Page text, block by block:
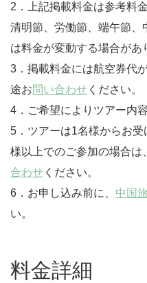
2．上記掲載料金は参考料
清明節、労働節、端午節
は料金が変動する場合があ
3．掲載料金には航空券代
途お問い合わせ ください。
4．ご希望によりツアー内
5．ツアーは1名様からお
様以上でのご参加の場合は
合わせ ください。
6．お申し込み前に、 中国
い。
料金詳細